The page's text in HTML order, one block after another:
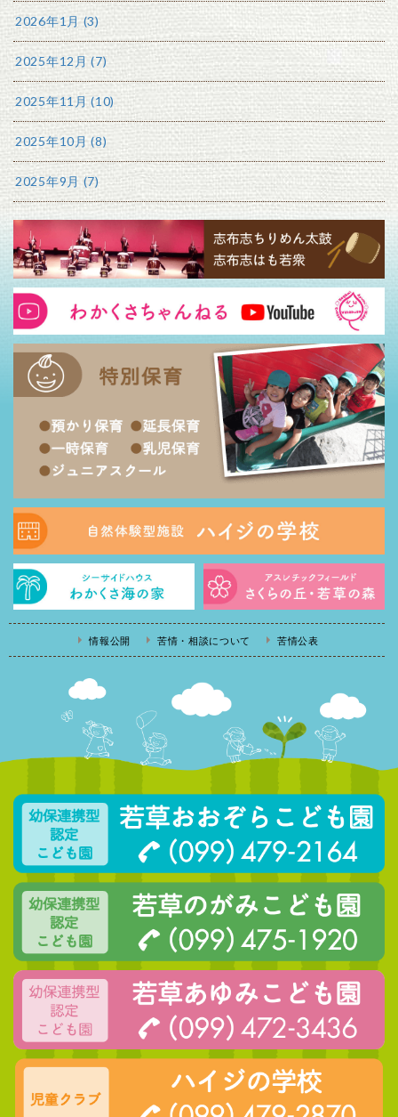
2026年1月 (3)
2025年12月 (7)
2025年11月 (10)
2025年10月 (8)
2025年9月 (7)
情報公開 苦情・相談について 苦情公表